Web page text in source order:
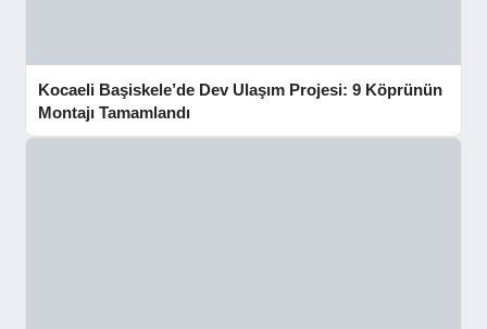
Kocaeli Başiskele’de Dev Ulaşım Projesi: 9 Köprünün
Montajı Tamamlandı